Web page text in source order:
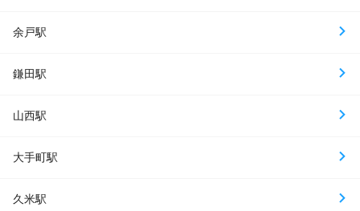
余戸駅
鎌田駅
山西駅
大手町駅
久米駅